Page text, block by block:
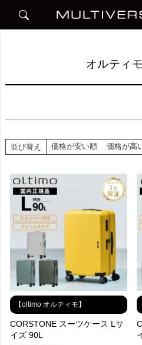
オルティ
並び順
新着順
並び替え 価格が安い順 価格が高
【oltimo オルティモ】
CORSTONE スーツケース Lサ
イズ 90L